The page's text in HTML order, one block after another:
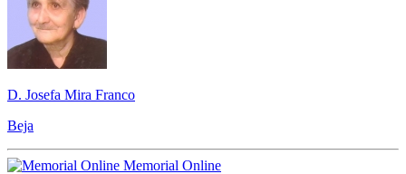
D. Josefa Mira Franco
Beja
Memorial Online